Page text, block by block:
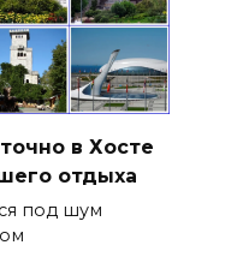
в Хосте
отдыха
под шум